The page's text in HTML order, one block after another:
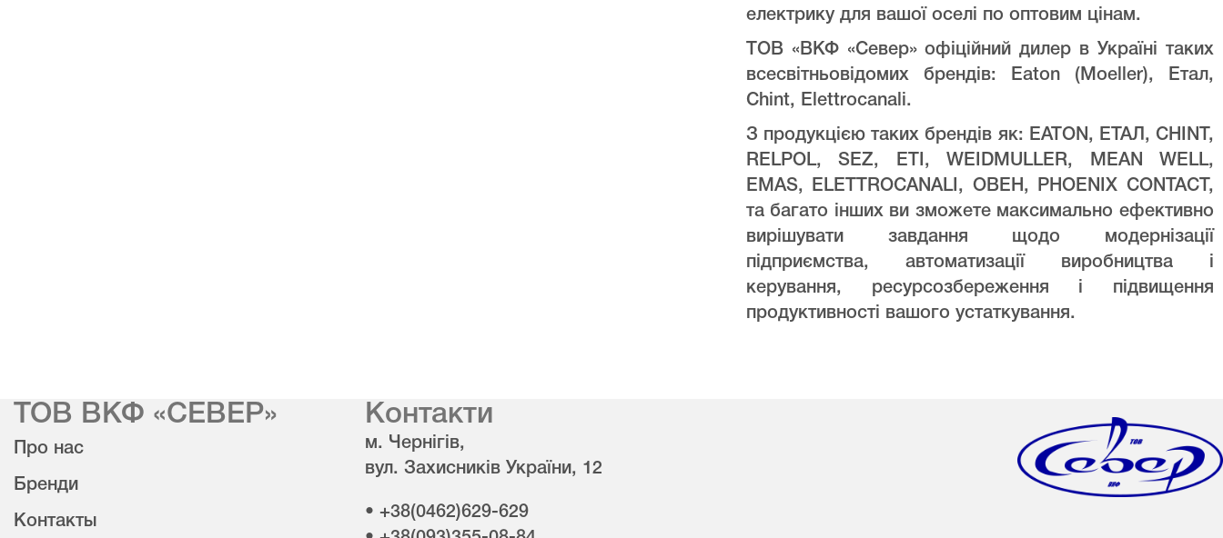
електрику для вашої оселі по оптовим цінам.
ТОВ «ВКФ «Север» офіційний дилер в Україні таких
всесвітньовідомих брендів: Eaton (Moeller), Етал,
Chint, Elettrocanali.
З продукцією таких брендів як: EATON, ЕТАЛ, CHINT,
RELPOL, SEZ, ETI, WEIDMULLER, MEAN WELL,
EMAS, ELETTROCANALI, ОВЕН, PHOENIX CONTACT,
та багато інших ви зможете максимально ефективно
вирішувати завдання щодо модернізації
підприємства, автоматизації виробництва і
керування, ресурсозбереження і підвищення
продуктивності вашого устаткування.
ТОВ ВКФ «СЕВЕР»
Про нас
Бренди
Контакты
Контакти
м. Чернігів,
вул. Захисників України, 12
• +38(0462)629-629